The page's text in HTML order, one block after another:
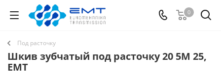
0
Под расточку
Шкив зубчатый под расточку 20 5M 25,
EMT